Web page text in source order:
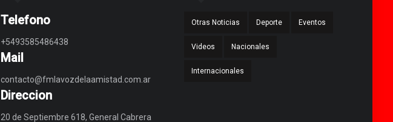
Telefono
+5493585486438
Mail
contacto@fmlavozdelaamistad.com.ar
Direccion
20 de Septiembre 618, General Cabrera
Otras Noticias Deporte Eventos
Videos Nacionales
Internacionales